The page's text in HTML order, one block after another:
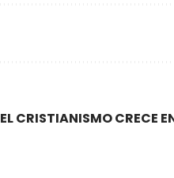
EL CRISTIANISMO CRECE